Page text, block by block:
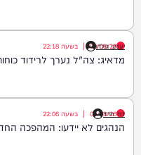
יענקי גולדן
09/08/26
| בשעה 22:18
מדאיג: צה"ל נערך לרידוד
דוד חדד
09/08/26
| בשעה 22:06
הנהגים לא יידעו: המהפכה